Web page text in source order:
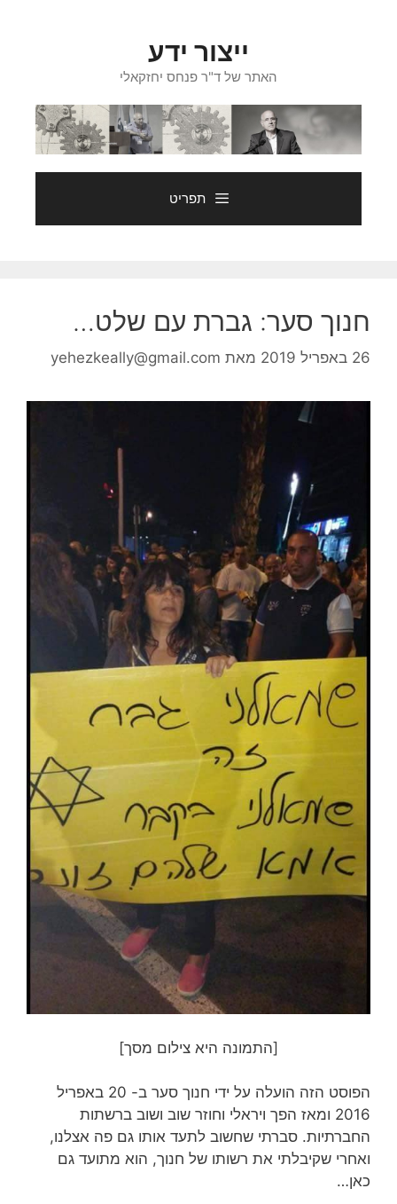
ייצור ידע
האתר של ד"ר פנחס יחזקאלי
תפריט
חנוך סער: גברת עם שלט…
26 באפריל 2019 מאת yehezkeally@gmail.com
[התמונה היא צילום מסך]
הפוסט הזה הועלה על ידי חנוך סער ב- 20 באפריל
2016 ומאז הפך ויראלי וחוזר שוב ושוב ברשתות
החברתיות. סברתי שחשוב לתעד אותו גם פה אצלנו,
ואחרי שקיבלתי את רשותו של חנוך, הוא מתועד גם
כאן…